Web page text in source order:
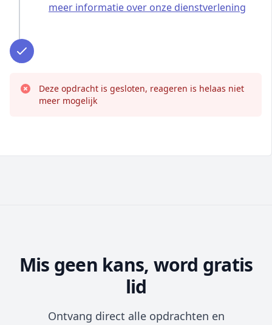
meer informatie over onze dienstverlening
Deze opdracht is gesloten, reageren is helaas niet
meer mogelijk
Mis geen kans, word gratis
lid
Ontvang direct alle opdrachten en